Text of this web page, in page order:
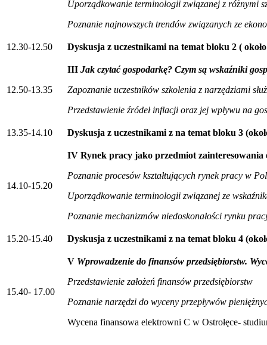
Uporządkowanie terminologii związanej z różnymi
Poznanie najnowszych trendów związanych ze
12.30-12.50 Dyskusja z uczestnikami na temat bloku 2 (
12.50-13.35
III Jak czytać gospodarkę? Czym są wskaźniki
Zapoznanie uczestników szkolenia z narzędziami
Przedstawienie źródeł inflacji oraz jej wpływu na
13.35-14.10 Dyskusja z uczestnikami z na temat bloku 3
14.10-15.20
IV Rynek pracy jako przedmiot zainteresowania
Poznanie procesów kształtujących rynek pracy w
Uporządkowanie terminologii związanej ze
Poznanie mechanizmów niedoskonałości rynku
15.20-15.40 Dyskusja z uczestnikami z na temat bloku 4
15.40- 17.00
V Wprowadzenie do finansów przedsiębiorstw.
Przedstawienie założeń finansów przedsiębiorstw
Poznanie narzędzi do wyceny przepływów
Wycena finansowa elektrowni C w Ostrołęce-